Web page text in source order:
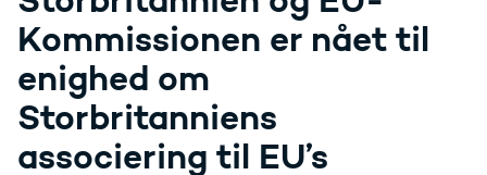
Kommissionen er nået til
enighed om
Storbritanniens
associering til EU’s